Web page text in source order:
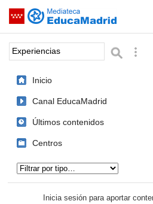
Saltar navegación
Palabra o frase:
Inicio
Canal EducaMadrid
Últimos contenidos
Centros
Inicia sesión para aportar